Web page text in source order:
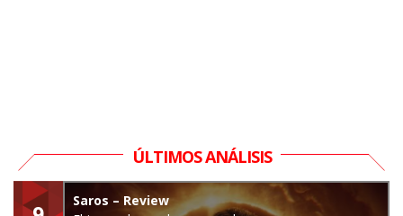
ÚLTIMOS ANÁLISIS
Saros – Review